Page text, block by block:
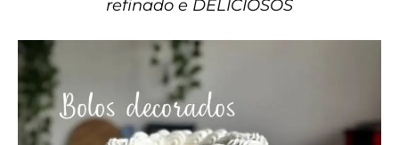
refinado e DELICIOSOS